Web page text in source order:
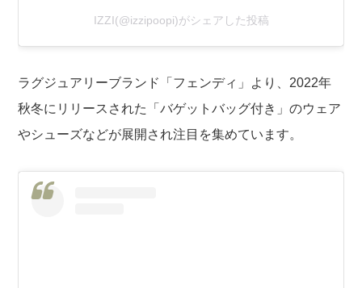
IZZI(@izzipoopi)がシェアした投稿
ラグジュアリーブランド「フェンディ」より、2022年
秋冬にリリースされた「バゲットバッグ付き」のウェア
やシューズなどが展開され注目を集めています。